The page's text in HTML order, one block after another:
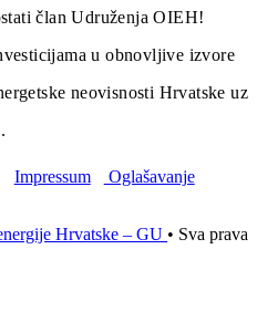
član Udruženja OIEH!
u obnovljive izvore
neovisnosti Hrvatske uz
Impressum
Oglašavanje
Hrvatske – GU • Sva prava